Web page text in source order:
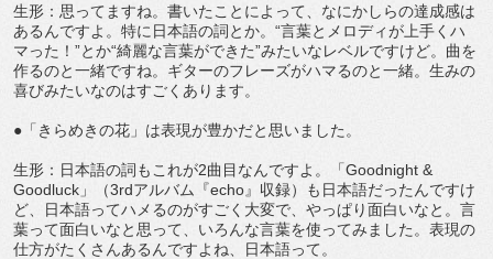
生形：思ってますね。書いたことによって、なにかしらの達成感は
あるんですよ。特に日本語の詞とか。“言葉とメロディが上手くハ
マった！”とか“綺麗な言葉ができた”みたいなレベルですけど。曲を
作るのと一緒ですね。ギターのフレーズがハマるのと一緒。生みの
喜びみたいなのはすごくあります。
●「きらめきの花」は表現が豊かだと思いました。
生形：日本語の詞もこれが2曲目なんですよ。「Goodnight &
Goodluck」（3rdアルバム『echo』収録）も日本語だったんですけ
ど、日本語ってハメるのがすごく大変で、やっぱり面白いなと。言
葉って面白いなと思って、いろんな言葉を使ってみました。表現の
仕方がたくさんあるんですよね、日本語って。